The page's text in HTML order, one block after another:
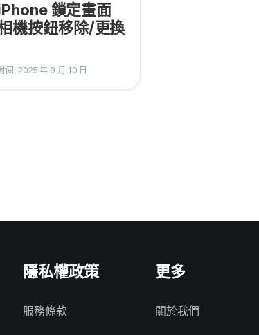
鎖定畫面
機按鈕移除/更換
间: 2025 年 9 月 10 日
隱私權政策
服務條款
更多
關於我們